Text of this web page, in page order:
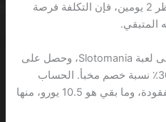
“المصداقية”. إذا كان اللاعب ينتظر 2 يومين، فإن التكلفة فرصة
أحد اللاعبين استخدم 15 يورو على لعبة Slotomania، وحصل على
ربح 0.75 يورو فقط بعد تطبيق 30٪ نسبة خصم مخبأ. الحساب
واضح: 15 × 0.30 = 4.5 يورو مفقودة، وما بقي هو 10.5 يورو، منها